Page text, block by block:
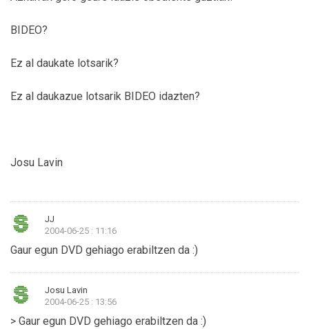
BIDEO?
Ez al daukate lotsarik?
Ez al daukazue lotsarik BIDEO idazten?
Josu Lavin
JJ
2004-06-25 : 11:16
Gaur egun DVD gehiago erabiltzen da :)
Josu Lavin
2004-06-25 : 13:56
> Gaur egun DVD gehiago erabiltzen da :)